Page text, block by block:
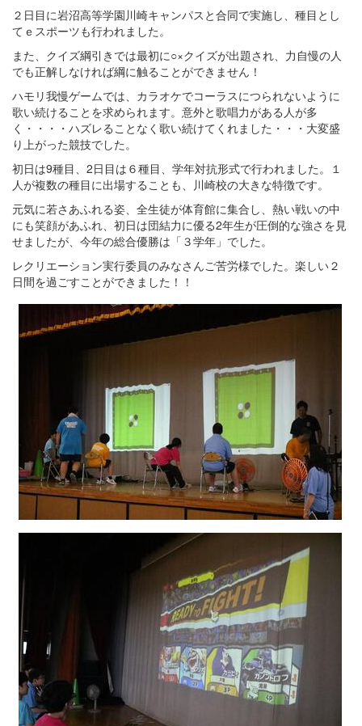
２日目に岩沼高等学園川崎キャンパスと合同で実施し、種目とし
てｅスポーツも行われました。
また、クイズ綱引きでは最初に○×クイズが出題され、力自慢の人
でも正解しなければ綱に触ることができません！
ハモリ我慢ゲームでは、カラオケでコーラスにつられないように
歌い続けることを求められます。意外と歌唱力がある人が多
く・・・・ハズレることなく歌い続けてくれました・・・大変盛
り上がった競技でした。
初日は9種目、2日目は６種目、学年対抗形式で行われました。１
人が複数の種目に出場することも、川崎校の大きな特徴です。
元気に若さあふれる姿、全生徒が体育館に集合し、熱い戦いの中
にも笑顔があふれ、初日は団結力に優る2年生が圧倒的な強さを見
せましたが、今年の総合優勝は「３学年」でした。
レクリエーション実行委員のみなさんご苦労様でした。楽しい２
日間を過ごすことができました！！